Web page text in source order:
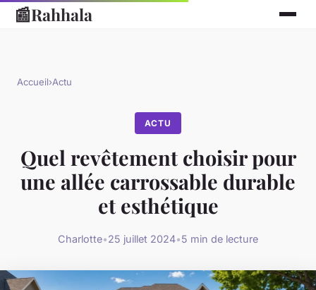
📰Rahhala
Accueil›Actu
ACTU
Quel revêtement choisir pour
une allée carrossable durable
et esthétique
Charlotte•25 juillet 2024•5 min de lecture